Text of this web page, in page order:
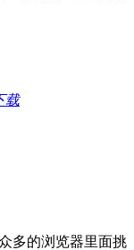
载
多的浏览器里面挑